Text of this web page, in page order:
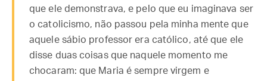
que ele demonstrava, e pelo que eu imaginava ser
o catolicismo, não passou pela minha mente que
aquele sábio professor era católico, até que ele
disse duas coisas que naquele momento me
chocaram: que Maria é sempre virgem e